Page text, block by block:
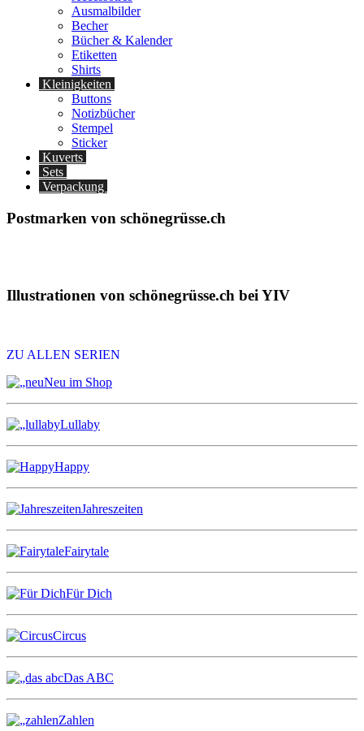
Ausmalbilder
Becher
Bücher & Kalender
Etiketten
Shirts
Kleinigkeiten
Buttons
Notizbücher
Stempel
Sticker
Kuverts
Sets
Verpackung
Postmarken von schönegrüsse.ch
Illustrationen von schönegrüsse.ch bei YIV
ZU ALLEN SERIEN
Neu im Shop
Lullaby
Happy
Jahreszeiten
Fairytale
Für Dich
Circus
Das ABC
Zahlen